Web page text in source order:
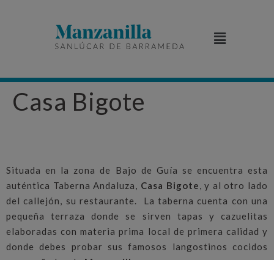
Casa Bigote
Situada en la zona de Bajo de Guía se encuentra esta
auténtica Taberna Andaluza, Casa Bigote, y al otro lado
del callejón, su restaurante. La taberna cuenta con una
pequeña terraza donde se sirven tapas y cazuelitas
elaboradas con materia prima local de primera calidad y
donde debes probar sus famosos langostinos cocidos